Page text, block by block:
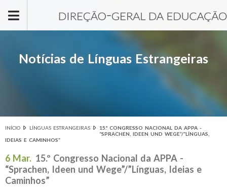
Notícias de Línguas Estrangeiras
Está aqui
INÍCIO LÍNGUAS ESTRANGEIRAS
15.º CONGRESSO NACIONAL DA APPA -
“SPRACHEN, IDEEN UND WEGE”/”LÍNGUAS,
IDEIAS E CAMINHOS”
6 Mar. 15.º Congresso Nacional da APPA -
“Sprachen, Ideen und Wege”/”Línguas, Ideias e
Caminhos”